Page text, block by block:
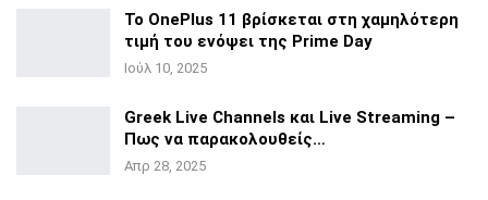
Το OnePlus 11 βρίσκεται στη χαμηλότερη
τιμή του ενόψει της Prime Day
Ιούλ 10, 2025
Greek Live Channels και Live Streaming –
Πως να παρακολουθείς…
Απρ 28, 2025